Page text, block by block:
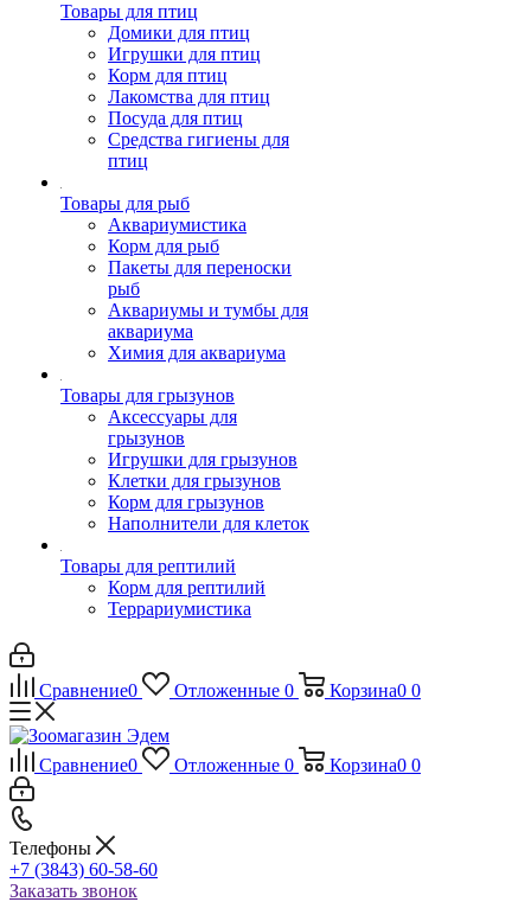
Товары для птиц
Домики для птиц
Игрушки для птиц
Корм для птиц
Лакомства для птиц
Посуда для птиц
Средства гигиены для
птиц
Товары для рыб
Аквариумистика
Корм для рыб
Пакеты для переноски
рыб
Аквариумы и тумбы для
аквариума
Химия для аквариума
Товары для грызунов
Аксессуары для
грызунов
Игрушки для грызунов
Клетки для грызунов
Корм для грызунов
Наполнители для клеток
Товары для рептилий
Корм для рептилий
Террариумистика
Сравнение0 Отложенные 0 Корзина0 0
Сравнение0 Отложенные 0 Корзина0 0
Телефоны
+7 (3843) 60-58-60
Заказать звонок